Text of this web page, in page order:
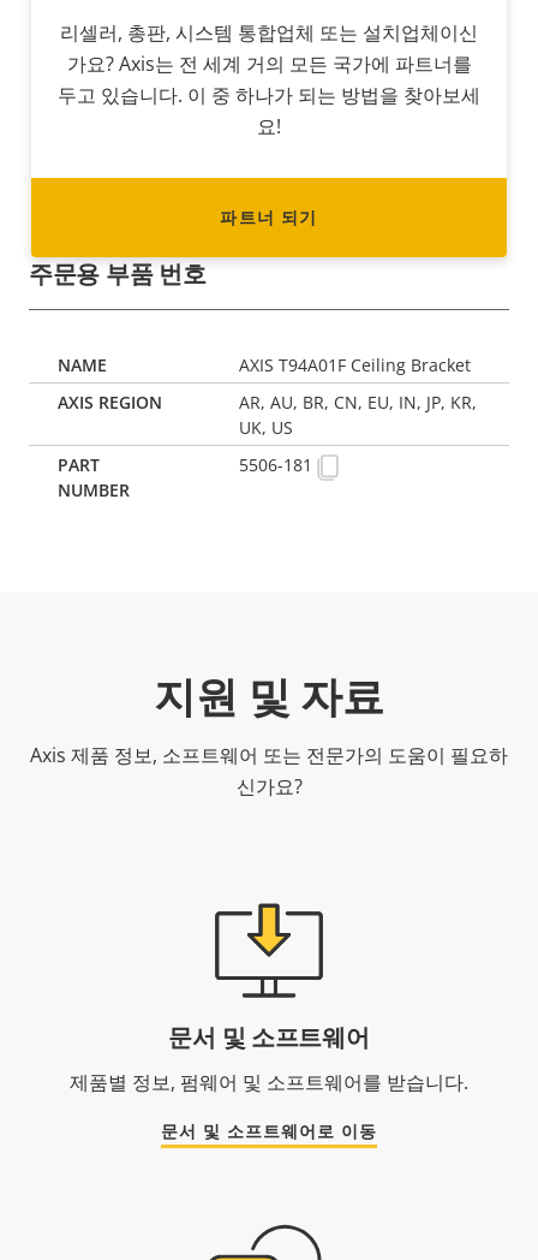
리셀러, 총판, 시스템 통합업체 또는 설치업체이신
가요? Axis는 전 세계 거의 모든 국가에 파트너를
두고 있습니다. 이 중 하나가 되는 방법을 찾아보세
요!
파트너 되기
주문용 부품 번호
AXIS T94A01F Ceiling Bracket
AR, AU, BR, CN, EU, IN, JP, KR,
UK, US
5506-181
지원 및 자료
Axis 제품 정보, 소프트웨어 또는 전문가의 도움이 필요하
신가요?
문서 및 소프트웨어
제품별 정보, 펌웨어 및 소프트웨어를 받습니다.
문서 및 소프트웨어로 이동